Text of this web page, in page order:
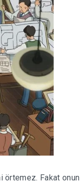
örtemez. Fakat onun